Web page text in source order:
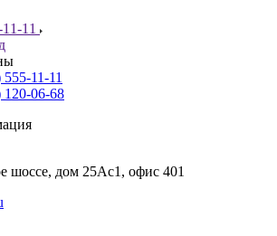
11
11-11
120-06-68
шоссе, дом 25Аc1, офис 401